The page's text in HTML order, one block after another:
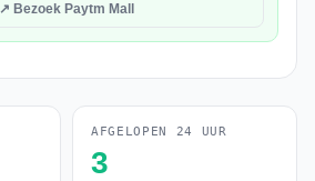
↗ Bezoek Paytm Mall
AFGELOPEN 24 UUR
3